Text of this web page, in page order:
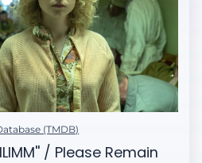
(TMDB)
/ Please Remain